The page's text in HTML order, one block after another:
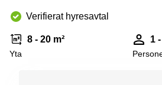
Verifierat hyresavtal
8 - 20 m²
Yta
1